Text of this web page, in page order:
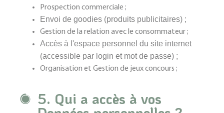
Prospection commerciale ;
Envoi de goodies (produits publicitaires) ;
Gestion de la relation avec le consommateur ;
Accès à l'espace personnel du site internet
(accessible par login et mot de passe) ;
Organisation et Gestion de jeux concours ;
5. Qui a accès à vos